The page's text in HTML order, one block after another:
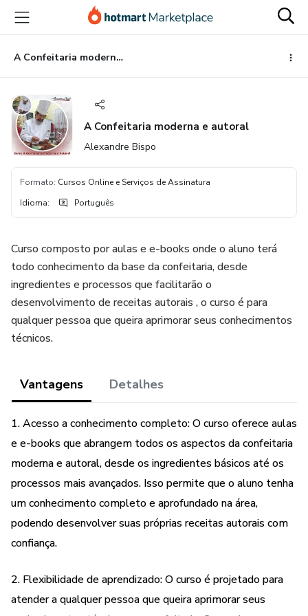
para
conteúdo
principal
para
pagamento
para
rodapé
A Confeitaria moderna e autoral
A Confeitaria moderna e autoral
Alexandre Bispo
Formato: Cursos Online e Serviços de Assinatura
Idioma: Português
Curso composto por aulas e e-books onde o aluno terá
todo conhecimento da base da confeitaria, desde
ingredientes e processos que facilitarão o
desenvolvimento de receitas autorais , o curso é para
qualquer pessoa que queira aprimorar seus conhecimentos
técnicos.
Vantagens Detalhes
1. Acesso a conhecimento completo: O curso oferece aulas
e e-books que abrangem todos os aspectos da confeitaria
moderna e autoral, desde os ingredientes básicos até os
processos mais avançados. Isso permite que o aluno tenha
um conhecimento completo e aprofundado na área,
podendo desenvolver suas próprias receitas autorais com
confiança.
2. Flexibilidade de aprendizado: O curso é projetado para
atender a qualquer pessoa que queira aprimorar seus